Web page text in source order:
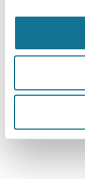
科の